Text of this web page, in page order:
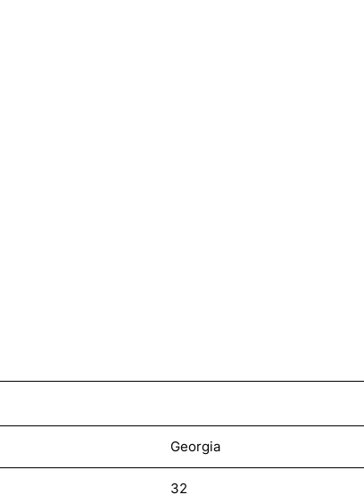
Georgia
32